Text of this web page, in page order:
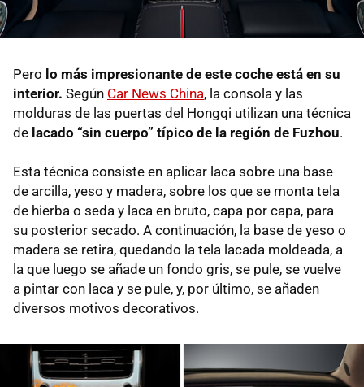
Pero lo más impresionante de este coche está en su
interior. Según Car News China, la consola y las
molduras de las puertas del Hongqi utilizan una técnica
de lacado “sin cuerpo” típico de la región de Fuzhou.
Esta técnica consiste en aplicar laca sobre una base
de arcilla, yeso y madera, sobre los que se monta tela
de hierba o seda y laca en bruto, capa por capa, para
su posterior secado. A continuación, la base de yeso o
madera se retira, quedando la tela lacada moldeada, a
la que luego se añade un fondo gris, se pule, se vuelve
a pintar con laca y se pule, y, por último, se añaden
diversos motivos decorativos.